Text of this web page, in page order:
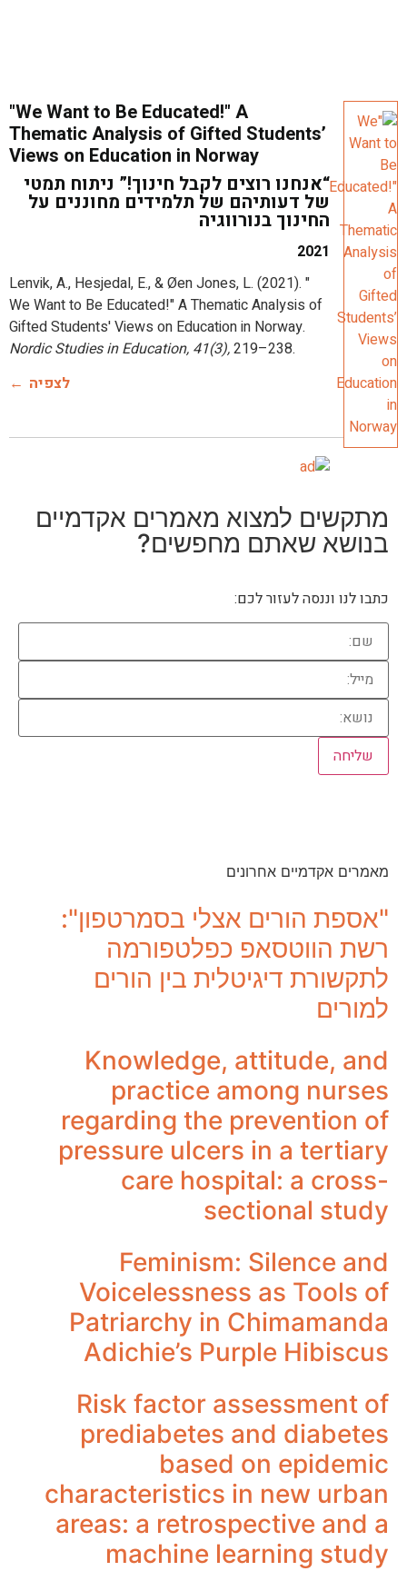
"We Want to Be Educated!" A
Thematic Analysis of Gifted Students’
Views on Education in Norway
“אנחנו רוצים לקבל חינוך!” ניתוח תמטי
של דעותיהם של תלמידים מחוננים על
החינוך בנורווגיה
2021
Lenvik, A., Hesjedal, E., & Øen Jones, L. (2021). "
We Want to Be Educated!" A Thematic Analysis of
Gifted Students' Views on Education in Norway.
Nordic Studies in Education, 41(3),219–238.
לצפיה
מתקשים למצוא מאמרים אקדמיים
בנושא שאתם מחפשים?
כתבו לנו וננסה לעזור לכם:
מאמרים אקדמיים אחרונים
"אספת הורים אצלי בסמרטפון":
רשת הווטסאפ כפלטפורמה
לתקשורת דיגיטלית בין הורים
למורים
Knowledge, attitude, and
practice among nurses
regarding the prevention of
pressure ulcers in a tertiary
care hospital: a cross-
sectional study
Feminism: Silence and
Voicelessness as Tools of
Patriarchy in Chimamanda
Adichie’s Purple Hibiscus
Risk factor assessment of
prediabetes and diabetes
based on epidemic
characteristics in new urban
areas: a retrospective and a
machine learning study